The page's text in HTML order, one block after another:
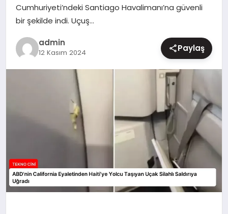
Cumhuriyeti’ndeki Santiago Havalimanı’na güvenli
bir şekilde indi. Uçuş…
admin
12 Kasım 2024 Paylaş